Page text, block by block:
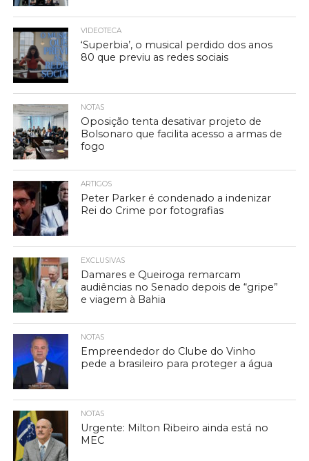
VIDEOTECA
‘Superbia’, o musical perdido dos anos
80 que previu as redes sociais
NOTAS
Oposição tenta desativar projeto de
Bolsonaro que facilita acesso a armas de
fogo
ARTIGOS
Peter Parker é condenado a indenizar
Rei do Crime por fotografias
EXCLUSIVAS
Damares e Queiroga remarcam
audiências no Senado depois de “gripe”
e viagem à Bahia
NOTAS
Empreendedor do Clube do Vinho
pede a brasileiro para proteger a água
NOTAS
Urgente: Milton Ribeiro ainda está no
MEC